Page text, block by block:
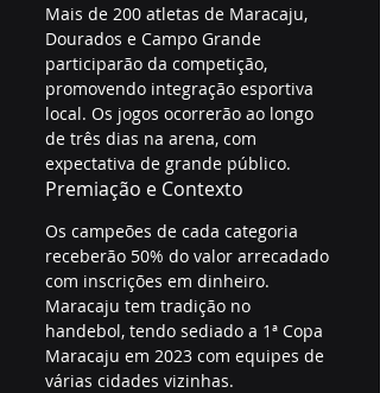
Mais de 200 atletas de Maracaju,
Dourados e Campo Grande
participarão da competição,
promovendo integração esportiva
local. Os jogos ocorrerão ao longo
de três dias na arena, com
expectativa de grande público.
Premiação e Contexto
Os campeões de cada categoria
receberão 50% do valor arrecadado
com inscrições em dinheiro.
Maracaju tem tradição no
handebol, tendo sediado a 1ª Copa
Maracaju em 2023 com equipes de
várias cidades vizinhas.